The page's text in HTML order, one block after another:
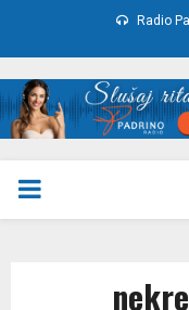
Radio
PRIMARY